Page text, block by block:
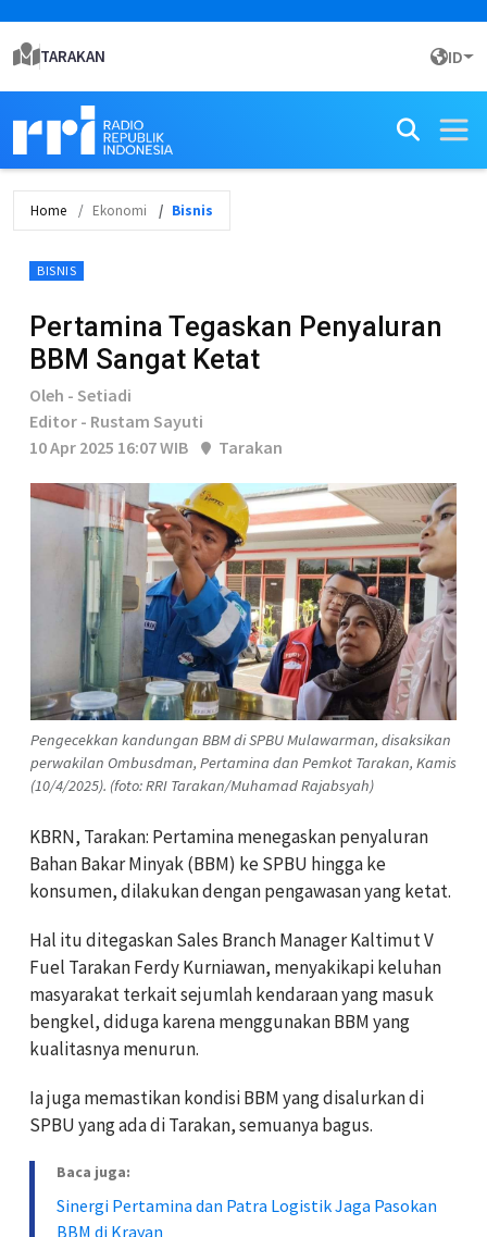
TARAKAN ID
Home Ekonomi Bisnis
BISNIS
Pertamina Tegaskan Penyaluran
BBM Sangat Ketat
Oleh - Setiadi
Editor - Rustam Sayuti
10 Apr 2025 16:07 WIB
Tarakan
Pengecekkan kandungan BBM di SPBU Mulawarman, disaksikan
perwakilan Ombusdman, Pertamina dan Pemkot Tarakan, Kamis
(10/4/2025). (foto: RRI Tarakan/Muhamad Rajabsyah)
KBRN, Tarakan: Pertamina menegaskan penyaluran
Bahan Bakar Minyak (BBM) ke SPBU hingga ke
konsumen, dilakukan dengan pengawasan yang ketat.
Hal itu ditegaskan Sales Branch Manager Kaltimut V
Fuel Tarakan Ferdy Kurniawan, menyakikapi keluhan
masyarakat terkait sejumlah kendaraan yang masuk
bengkel, diduga karena menggunakan BBM yang
kualitasnya menurun.
Ia juga memastikan kondisi BBM yang disalurkan di
SPBU yang ada di Tarakan, semuanya bagus.
Baca juga:
Sinergi Pertamina dan Patra Logistik Jaga Pasokan
BBM di Krayan